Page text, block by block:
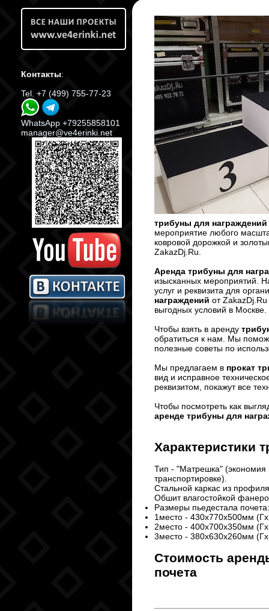
Контакты:
Tel. +7 (499) 755-77-23
WhatsApp +79255858101
manager@ve4erinki.net
трибуны для награждений
мероприятие любого
ковровой дорожкой и
ZakazDj.Ru.
Аренда трибуны для
изысканных мероприятий.
услуг и реквизита для
награждений от
выгодных условий в Москве.
Чтобы взять в аренду
обратиться к нам. Мы
полезные советы по
Мы предлагаем в прокат
вид и исправное
реквизитом, покажут все
Чтобы посмотреть как
аренде трибуны для
Характеристики
Тип - "Матрешка" (экономия
транспортировке).
Стальной каркас из
Обшит влагостойкой
Размеры пьедестала почета:
1место - 430х770х500мм
2место - 400х700х350мм
3место - 380х630х260мм
Стоимость
почета